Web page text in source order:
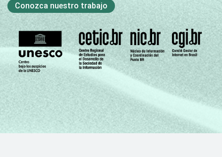
Conozca nuestro trabajo